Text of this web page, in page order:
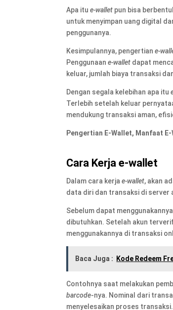
Apa itue-wallet pun bisa
untuk menyimpan uang digital
penggunanya.
Kesimpulannya, pengertiane-
Penggunaane-wallet dapat
keluar, jumlah biaya transaksi
Dengan segala kelebihan apa itu
Terlebih setelah keluar
mendukung transaksi aman,
Pengertian E-Wallet, Manfaat
Cara Kerja e-wallet
Dalam cara kerjae-wallet, akan
data diri dan transaksi di
Sebelum dapat
dibutuhkan. Setelah akun
menggunakannya di transaksi
Baca Juga : Kode Redeem
Contohnya saat melakukan
barcode-nya. Nominal dari
menyelesaikan proses transaksi.